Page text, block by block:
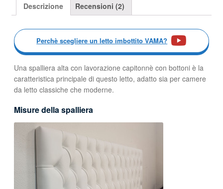
Descrizione Recensioni (2)
Perchè scegliere un letto imbottito VAMA?
Una spalliera alta con lavorazione capitonnè con bottoni è la
caratteristica principale di questo letto, adatto sia per camere
da letto classiche che moderne.
Misure della spalliera